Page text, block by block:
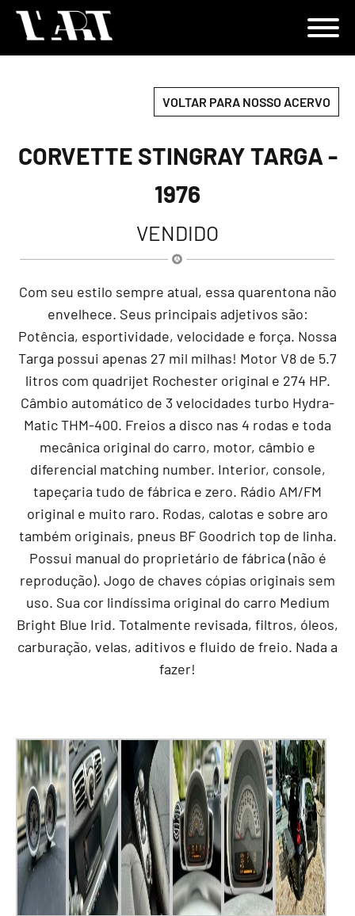
VOLTAR PARA NOSSO ACERVO
CORVETTE STINGRAY TARGA -
1976
VENDIDO
Com seu estilo sempre atual, essa quarentona não
envelhece. Seus principais adjetivos são:
Potência, esportividade, velocidade e força. Nossa
Targa possui apenas 27 mil milhas! Motor V8 de 5.7
litros com quadrijet Rochester original e 274 HP.
Câmbio automático de 3 velocidades turbo Hydra-
Matic THM-400. Freios a disco nas 4 rodas e toda
mecânica original do carro, motor, câmbio e
diferencial matching number. Interior, console,
tapeçaria tudo de fábrica e zero. Rádio AM/FM
original e muito raro. Rodas, calotas e sobre aro
também originais, pneus BF Goodrich top de linha.
Possui manual do proprietário de fábrica (não é
reprodução). Jogo de chaves cópias originais sem
uso. Sua cor lindíssima original do carro Medium
Bright Blue Irid. Totalmente revisada, filtros, óleos,
carburação, velas, aditivos e fluido de freio. Nada a
fazer!